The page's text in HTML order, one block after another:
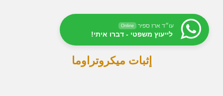
עו״ד ארז ספיר Online
לייעוץ משפטי - דברו איתי!
إثبات ميكروتراوما